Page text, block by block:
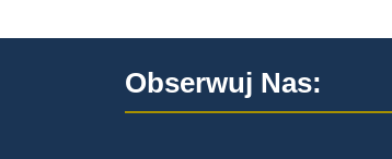
Obserwuj Nas: